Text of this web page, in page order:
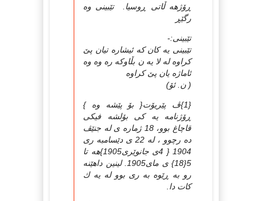
ڕۆژهه ڵاتی ڕوسیا. تێبینی وه
رگێڕ
تێبینی:-
تێبینی یه كان كه ئیشاره تیان پێ
كراوه له لا یه ن بڵاوكه ره وه وه
ئاماژه یان پێ كراوه
( ن. ئۆ)
{1}ڤ پێریۆت{ بۆ پێشه وه }
ڕۆژنامه یه كی بۆلشه فیكی
قاچاغ‌ بوو، 18 ژماره ی له جنێڤ
ده رچوو ، له 22 ی دێسامبه ری
1904 { 4ی جانوێری1905}هه تا
5{18} ی مای1905. لینین داهێنه
رو به ڕێوه به ری بوو له یه ك
كات دا.